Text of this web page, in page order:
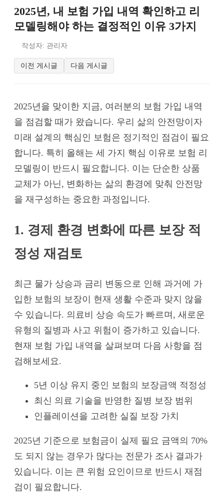
2025년, 내 보험 가입 내역 확인하고 리
모델링해야 하는 결정적인 이유 3가지
작성자: 관리자
이전 게시글 다음 게시글
2025년을 맞이한 지금, 여러분의 보험 가입 내역
을 점검할 때가 왔습니다. 우리 삶의 안전망이자
미래 설계의 핵심인 보험은 정기적인 점검이 필요
합니다. 특히 올해는 세 가지 핵심 이유로 보험 리
모델링이 반드시 필요합니다. 이는 단순한 상품
교체가 아닌, 변화하는 삶의 환경에 맞춰 안전망
을 재구성하는 중요한 과정입니다.
1. 경제 환경 변화에 따른 보장 적
정성 재검토
최근 물가 상승과 금리 변동으로 인해 과거에 가
입한 보험의 보장이 현재 생활 수준과 맞지 않을
수 있습니다. 의료비 상승 속도가 빠르며, 새로운
유형의 질병과 사고 위험이 증가하고 있습니다.
현재 보험 가입 내역을 살펴보며 다음 사항을 점
검해보세요.
5년 이상 유지 중인 보험의 보장금액 적정성
최신 의료 기술을 반영한 질병 보장 범위
인플레이션을 고려한 실질 보장 가치
2025년 기준으로 보험금이 실제 필요 금액의 70%
도 되지 않는 경우가 많다는 전문가 조사 결과가
있습니다. 이는 큰 위험 요인이므로 반드시 재점
검이 필요합니다.